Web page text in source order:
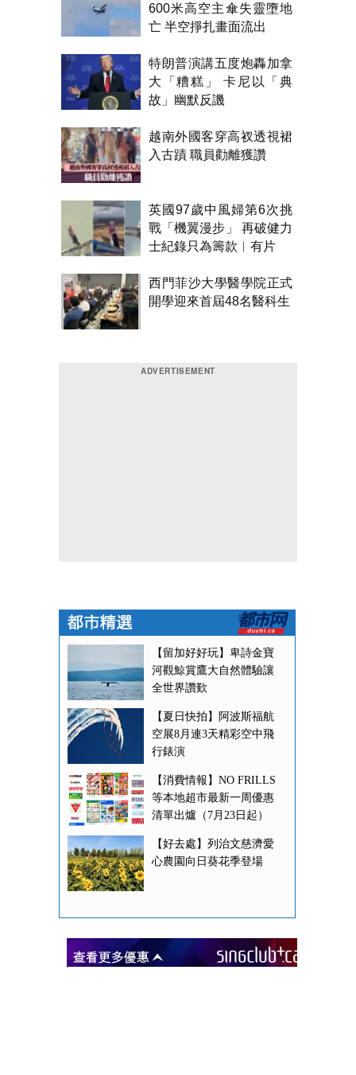
600米高空主傘失靈墮地
亡 半空掙扎畫面流出
特朗普演講五度炮轟加拿
大「糟糕」 卡尼以「典
故」幽默反譏
越南外國客穿高衩透視裙
入古蹟 職員勸離獲讚
英國97歲中風婦第6次挑
戰「機翼漫步」 再破健力
士紀錄只為籌款︱有片
西門菲沙大學醫學院正式
開學迎來首屆48名醫科生